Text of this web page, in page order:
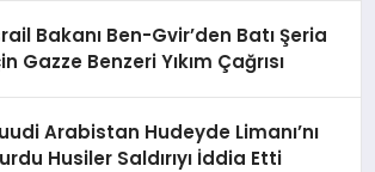
Bakanı Ben-Gvir’den Batı Şeria
Gazze Benzeri Yıkım Çağrısı
Arabistan Hudeyde Limanı’nı
Husiler Saldırıyı İddia Etti